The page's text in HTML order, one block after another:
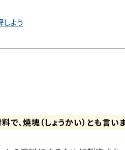
しよう
、焼塊（しょうかい）とも言いま